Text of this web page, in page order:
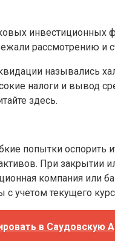
инвестиционных
рассмотрению и
назывались
налоги и вывод
здесь.
попытки оспорить
При закрытии
компания или
учетом текущего
в Саудовскую